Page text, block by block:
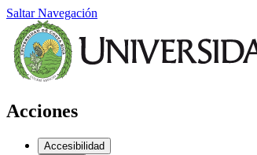
Saltar Navegación
Acciones
Accesibilidad